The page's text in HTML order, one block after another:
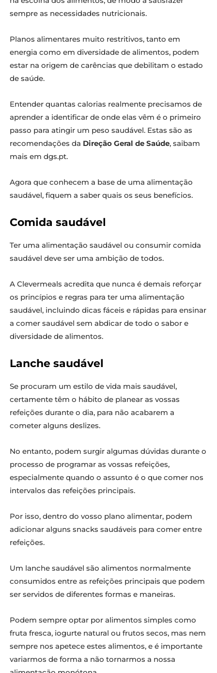
sempre as necessidades nutricionais.
Planos alimentares muito restritivos, tanto em
energia como em diversidade de alimentos, podem
estar na origem de carências que debilitam o estado
de saúde.
Entender quantas calorias realmente precisamos de
aprender a identificar de onde elas vêm é o primeiro
passo para atingir um peso saudável. Estas são as
recomendações da Direção Geral de Saúde, saibam
mais em dgs.pt.
Agora que conhecem a base de uma alimentação
saudável, fiquem a saber quais os seus benefícios.
Comida saudável
Ter uma alimentação saudável ou consumir comida
saudável deve ser uma ambição de todos.
A Clevermeals acredita que nunca é demais reforçar
os princípios e regras para ter uma alimentação
saudável, incluindo dicas fáceis e rápidas para ensinar
a comer saudável sem abdicar de todo o sabor e
diversidade de alimentos.
Lanche saudável
Se procuram um estilo de vida mais saudável,
certamente têm o hábito de planear as vossas
refeições durante o dia, para não acabarem a
cometer alguns deslizes.
No entanto, podem surgir algumas dúvidas durante o
processo de programar as vossas refeições,
especialmente quando o assunto é o que comer nos
intervalos das refeições principais.
Por isso, dentro do vosso plano alimentar, podem
adicionar alguns snacks saudáveis para comer entre
refeições.
Um lanche saudável são alimentos normalmente
consumidos entre as refeições principais que podem
ser servidos de diferentes formas e maneiras.
Podem sempre optar por alimentos simples como
fruta fresca, iogurte natural ou frutos secos, mas nem
sempre nos apetece estes alimentos, e é importante
variarmos de forma a não tornarmos a nossa